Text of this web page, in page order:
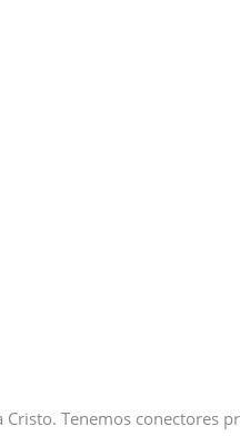
Tenemos conectores